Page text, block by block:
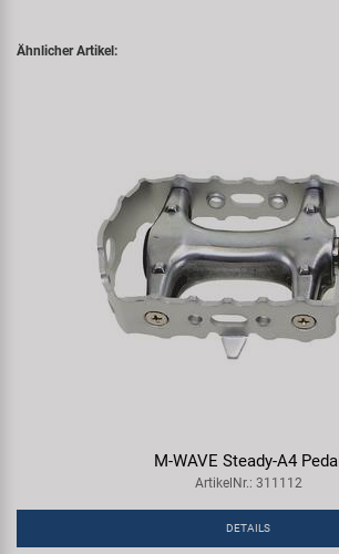
Ähnlicher Artikel:
M-WAVE Steady-A4 Pedal
ArtikelNr.: 311112
DETAILS